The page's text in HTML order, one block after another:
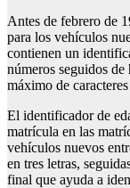
Antes de febrero de
para los vehículos
contienen un
números seguidos
máximo de
El identificador de
matrícula en las
vehículos nuevos
en tres letras,
final que ayuda a